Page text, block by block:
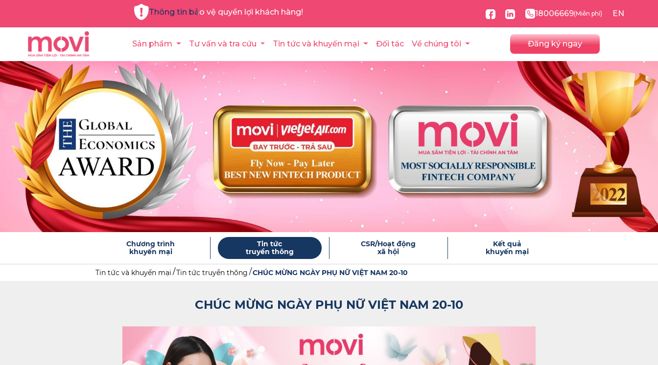
Thông tin bảo vệ quyền lợi khách hàng! 18006669(Miễn phí) EN
Sản phẩm Tư vấn và tra cứu Tin tức và khuyến mại Đối tác Về chúng tôi Đăng ký ngay
Chương trình
khuyến mại
Tin tức
truyền thông
CSR/Hoạt động
xã hội
Kết quả
khuyến mại
Tin tức và khuyến mại Tin tức truyền thông CHÚC MỪNG NGÀY PHỤ NỮ VIỆT NAM 20-10
CHÚC MỪNG NGÀY PHỤ NỮ VIỆT NAM 20-10